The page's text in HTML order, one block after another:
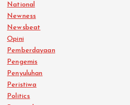
National
Newness
Newsbeat
Opini
Pemberdayaan
Pengemis
Penyuluhan
Peristiwa
Politics